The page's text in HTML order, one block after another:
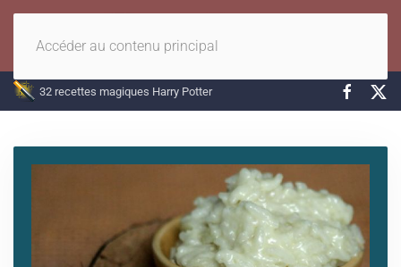
Accéder au contenu principal
32 recettes magiques Harry Potter